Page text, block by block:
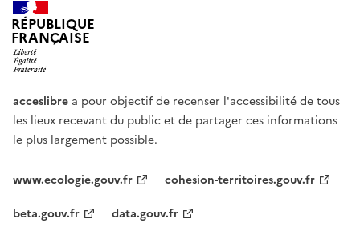
RÉPUBLIQUE
FRANÇAISE
acceslibre a pour objectif de recenser l'accessibilité de tous
les lieux recevant du public et de partager ces informations
le plus largement possible.
www.ecologie.gouv.fr
cohesion-territoires.gouv.fr
beta.gouv.fr
data.gouv.fr